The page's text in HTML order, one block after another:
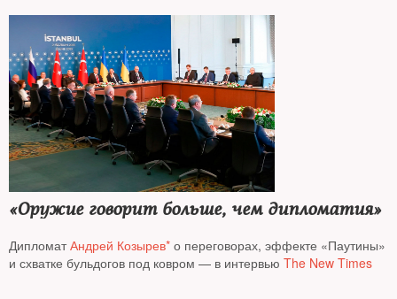
«Оружие говорит больше, чем дипломатия»
ДипломатАндрей Козырев* о переговорах, эффекте «Паутины»
и схватке бульдогов под ковром — в интервью The New Times